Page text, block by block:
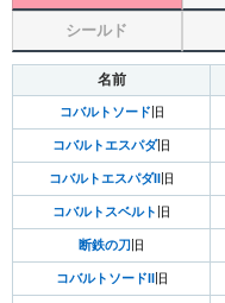
シールド
名前
コバルトソード 旧
コバルトエスパダ旧
コバルトエスパダII 旧
コバルトスベルト 旧
断鉄の刀 旧
コバルトソードII 旧